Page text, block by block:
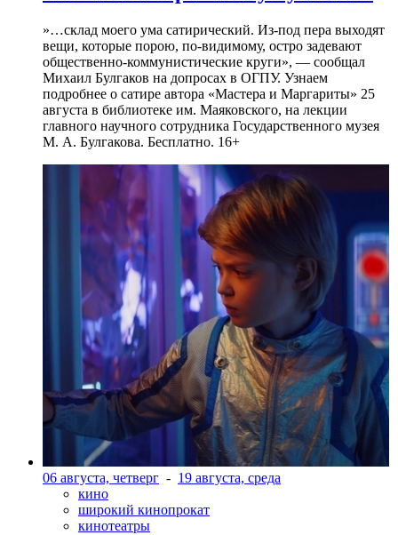
»…склад моего ума сатирический. Из-под пера выходят
вещи, которые порою, по-видимому, остро задевают
общественно-коммунистические круги», — сообщал
Михаил Булгаков на допросах в ОГПУ. Узнаем
подробнее о сатире автора «Мастера и Маргариты» 25
августа в библиотеке им. Маяковского, на лекции
главного научного сотрудника Государственного музея
М. А. Булгакова. Бесплатно. 16+
06 августа, четверг - 19 августа, среда
кино
широкий кинопрокат
кинотеатры